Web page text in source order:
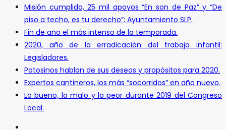
Misión cumplida, 25 mil apoyos “En son de Paz” y “De
piso a techo, es tu derecho”: Ayuntamiento SLP.
Fin de año el más intenso de la temporada.
2020, año de la erradicación del trabajo infantil:
Legisladores.
Potosinos hablan de sus deseos y propósitos para 2020.
Expertos cantineros, los más “socorridos” en año nuevo.
Lo bueno, lo malo y lo peor durante 2019 del Congreso
Local.